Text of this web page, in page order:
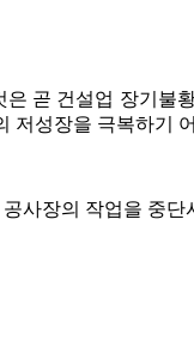
곧 건설업 장기불
저성장을 극복하기
사장의 작업을 중